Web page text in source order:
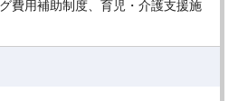
費用補助制度、育児・介護支援施